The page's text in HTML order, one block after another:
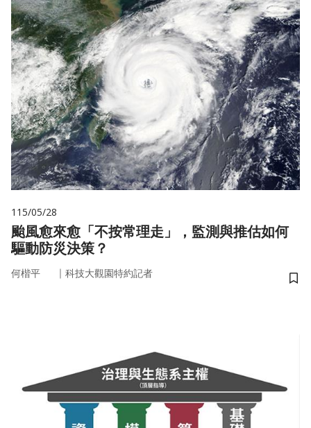
115/05/28
颱風愈來愈「不按常理走」，監測與推估如何
驅動防災決策？
何楷平 ｜ 科技大觀園特約記者
儲